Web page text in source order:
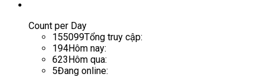
Count per Day
155099Tổng truy cập:
194Hôm nay:
623Hôm qua:
5Đang online: